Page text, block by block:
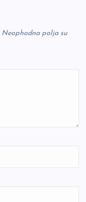
Neophodna polja su